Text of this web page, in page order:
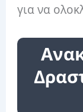
για να